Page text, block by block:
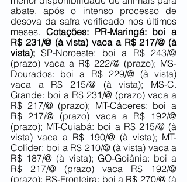
abate, após o intenso processo de
desova da safra verificado nos últimos
meses. Cotações: PR-Maringá: boi a
R$ 231/@ (à vista) vaca a R$ 217/@ (à
vista); SP-Noroeste: boi a R$ 243/@
(prazo) vaca a R$ 222/@ (prazo); MS-
Dourados: boi a R$ 229/@ (à vista)
vaca a R$ 215/@ (à vista); MS-C.
Grande: boi a R$ 231/@ (prazo) vaca a
R$ 217/@ (prazo); MT-Cáceres: boi a
R$ 217/@ (prazo) vaca a R$ 192/@
(prazo); MT-Cuiabá: boi a R$ 215/@ (à
vista) vaca a R$ 190/@ (à vista); MT-
Colíder: boi a R$ 210/@ (à vista) vaca a
R$ 187/@ (à vista); GO-Goiânia: boi a
R$ 217/@ (prazo) vaca R$ 192/@
(prazo); RS-Fronteira: boi a R$ 270/@ (à